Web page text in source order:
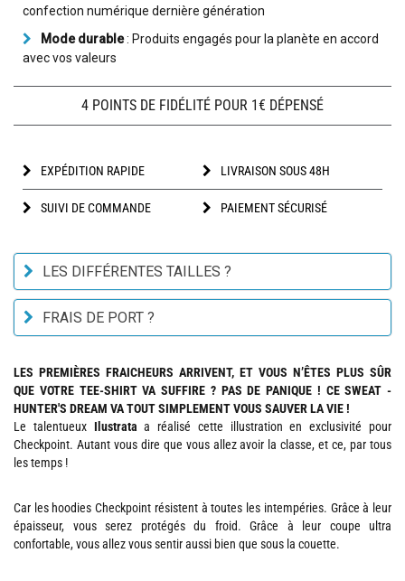
confection numérique dernière génération
Mode durable: Produits engagés pour la planète en accord
avec vos valeurs
4 POINTS DE FIDÉLITÉ POUR 1€ DÉPENSÉ
EXPÉDITION RAPIDE LIVRAISON SOUS 48H
SUIVI DE COMMANDE PAIEMENT SÉCURISÉ
LES DIFFÉRENTES TAILLES ?
FRAIS DE PORT ?
LES PREMIÈRES FRAICHEURS ARRIVENT, ET VOUS N’ÊTES PLUS SÛR
QUE VOTRE TEE-SHIRT VA SUFFIRE ? PAS DE PANIQUE ! CE SWEAT -
HUNTER'S DREAM VA TOUT SIMPLEMENT VOUS SAUVER LA VIE !
Le talentueux Ilustrata a réalisé cette illustration en exclusivité pour
Checkpoint. Autant vous dire que vous allez avoir la classe, et ce, par tous
les temps !
Car les hoodies Checkpoint résistent à toutes les intempéries. Grâce à leur
épaisseur, vous serez protégés du froid. Grâce à leur coupe ultra
confortable, vous allez vous sentir aussi bien que sous la couette.